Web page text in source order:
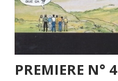
PREMIERE N° 4